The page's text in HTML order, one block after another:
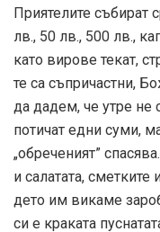
Приятелите събират
лв., 50 лв., 500 лв.,
като вирове текат,
те са съпричастни,
да дадем, че утре не
потичат едни суми,
„обреченият”
и салатата, сметките
дето им викаме
си е краката